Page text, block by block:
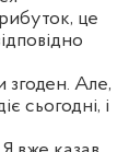
це
Але,
сьогодні, і